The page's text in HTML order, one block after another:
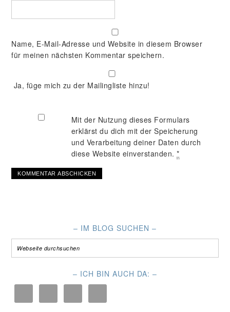
Name, E-Mail-Adresse und Website in diesem Browser
für meinen nächsten Kommentar speichern.
Ja, füge mich zu der Mailingliste hinzu!
Mit der Nutzung dieses Formulars
erklärst du dich mit der Speicherung
und Verarbeitung deiner Daten durch
diese Website einverstanden.*
– IM BLOG SUCHEN –
– ICH BIN AUCH DA: –